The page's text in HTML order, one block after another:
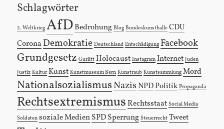
Schlagwörter
2. Weltkrieg AfD Bedrohung Blog Bundeskunsthalle CDU
Corona Demokratie Deutschland Entschädigung Facebook
Grundgesetz Gurlitt Holocaust Instagram Internet Juden
Justiz Kultur Kunst Kunstmuseum Bern Kunstraub Kunstsammlung Mord
NationalsozialismusNazis NPD Politik Propaganda
Rechtsextremismus Rechtsstaat Social Media
Soldaten soziale Medien SPD Sperrung Steuerrecht Tweet